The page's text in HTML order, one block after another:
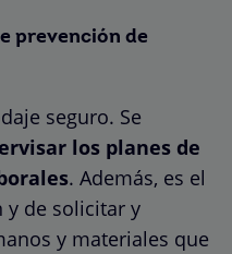
prevención de
seguro. Se
los planes de
. Además, es el
y de solicitar y
y materiales que